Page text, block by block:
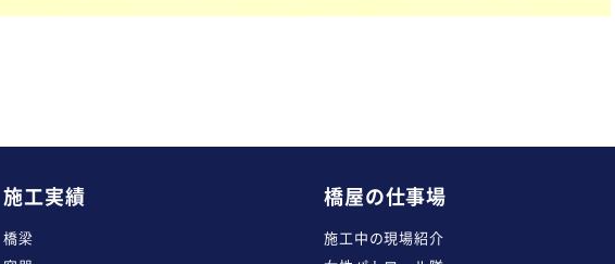
施工実績
橋梁
橋屋の仕事場
施工中の現場紹介